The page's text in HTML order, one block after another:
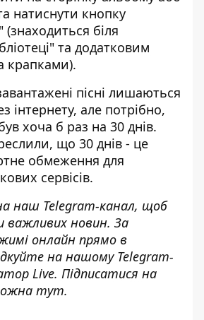
натиснути кнопку
біля
та додатковим
крапками).
пісні лишаються
інтернету, але потрібно,
хоча б раз на 30 днів.
що 30 днів - це
обмеження для
сервісів.
наш Telegram-канал, щоб
важливих новин. За
онлайн прямо в
на нашому Telegram-
Live. Підписатися на
тут.